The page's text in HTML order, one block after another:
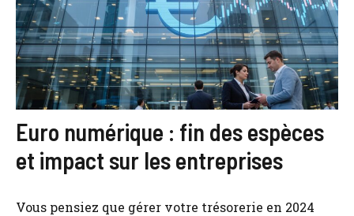
Euro numérique : fin des espèces
et impact sur les entreprises
Vous pensiez que gérer votre trésorerie en 2024